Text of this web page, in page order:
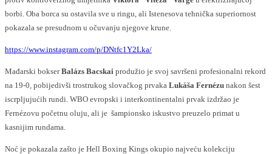
borbi. Oba borca ​​su ostavila sve u ringu, ali Istenesova tehnička superiornost
pokazala se presudnom u očuvanju njegove krune.
https://www.instagram.com/p/DNtfc1Y2Lka/
Mađarski bokserBalázs Bacskai produžio je svoj savršeni profesionalni rekord
na 19-0, pobijedivši trostrukog slovačkog prvaka Lukáša Fernézu nakon šest
iscrpljujućih rundi. WBO evropski i interkontinentalni prvak izdržao je
Fernézovu početnu oluju, ali je šampionsko iskustvo preuzelo primat u
kasnijim rundama.
Noć je pokazala zašto je Hell Boxing Kings okupio najveću kolekciju